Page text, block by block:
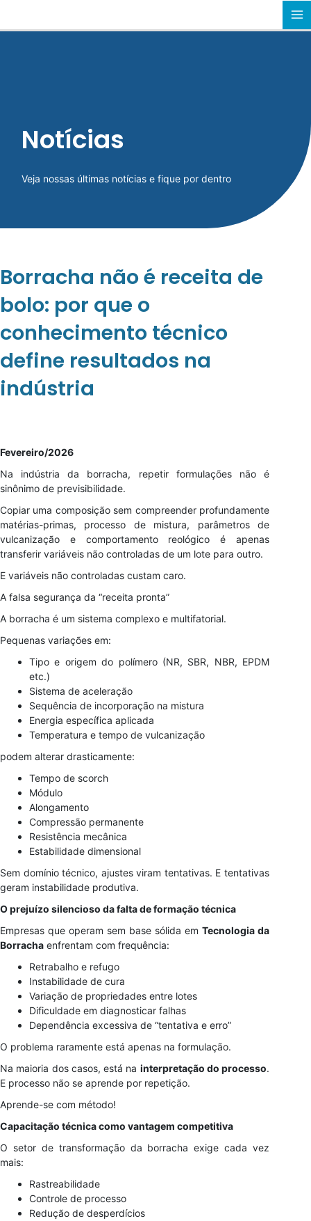
Notícias
Veja nossas últimas notícias e fique por dentro
Borracha não é receita de
bolo: por que o
conhecimento técnico
define resultados na
indústria
Fevereiro/2026
Na indústria da borracha, repetir formulações não é
sinônimo de previsibilidade.
Copiar uma composição sem compreender profundamente
matérias-primas, processo de mistura, parâmetros de
vulcanização e comportamento reológico é apenas
transferir variáveis não controladas de um lote para outro.
E variáveis não controladas custam caro.
A falsa segurança da “receita pronta”
A borracha é um sistema complexo e multifatorial.
Pequenas variações em:
Tipo e origem do polímero (NR, SBR, NBR, EPDM
etc.)
Sistema de aceleração
Sequência de incorporação na mistura
Energia específica aplicada
Temperatura e tempo de vulcanização
podem alterar drasticamente:
Tempo de scorch
Módulo
Alongamento
Compressão permanente
Resistência mecânica
Estabilidade dimensional
Sem domínio técnico, ajustes viram tentativas. E tentativas
geram instabilidade produtiva.
O prejuízo silencioso da falta de formação técnica
Empresas que operam sem base sólida em Tecnologia da
Borracha enfrentam com frequência:
Retrabalho e refugo
Instabilidade de cura
Variação de propriedades entre lotes
Dificuldade em diagnosticar falhas
Dependência excessiva de “tentativa e erro”
O problema raramente está apenas na formulação.
Na maioria dos casos, está na interpretação do processo.
E processo não se aprende por repetição.
Aprende-se com método!
Capacitação técnica como vantagem competitiva
O setor de transformação da borracha exige cada vez
mais:
Rastreabilidade
Controle de processo
Redução de desperdícios